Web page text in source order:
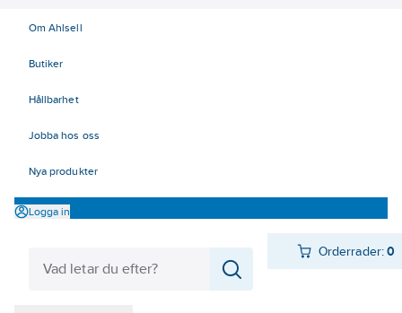
Om Ahlsell
Butiker
Hållbarhet
Jobba hos oss
Nya produkter
Logga in
Orderrader:0